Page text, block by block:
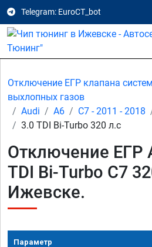
Telegram: EuroCT_bot
Отключение ЕГР клапана
выхлопных газов
Audi
A6 C7 - 2011 - 2018
3.0 TDI Bi-Turbo 320 л.с
Отключение ЕГР
TDI Bi-Turbo C7
Ижевске.
Параметр